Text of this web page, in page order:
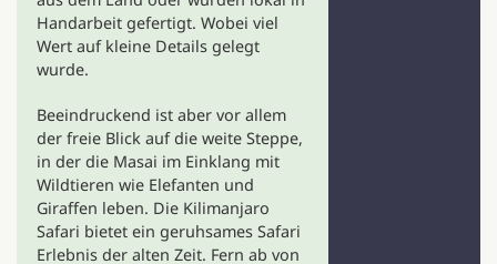
Handarbeit gefertigt. Wobei viel
Wert auf kleine Details gelegt
wurde.
Beeindruckend ist aber vor allem
der freie Blick auf die weite Steppe,
in der die Masai im Einklang mit
Wildtieren wie Elefanten und
Giraffen leben. Die Kilimanjaro
Safari bietet ein geruhsames Safari
Erlebnis der alten Zeit. Fern ab von